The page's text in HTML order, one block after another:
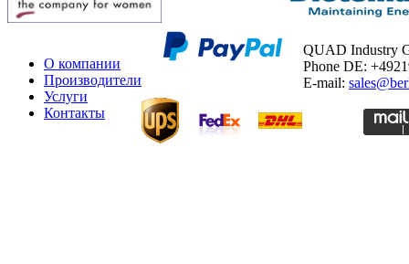
О компании
Производители
Услуги
Контакты
QUAD Industry
Phone DE:
E-mail: